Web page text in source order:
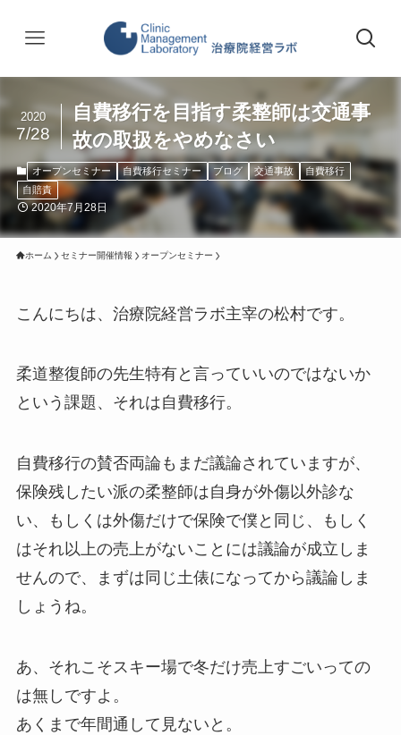
自費移行を目指す柔整師は交通事
故の取扱をやめなさい
2020
7/28
オープンセミナー 自費移行セミナー ブログ 交通事故
自費移行
自賠責
2020年7月28日
ホーム セミナー開催情報 オープンセミナー
こんにちは、治療院経営ラボ主宰の松村です。
柔道整復師の先生特有と言っていいのではないか
という課題、それは自費移行。
自費移行の賛否両論もまだ議論されていますが、
保険残したい派の柔整師は自身が外傷以外診な
い、もしくは外傷だけで保険で僕と同じ、もしく
はそれ以上の売上がないことには議論が成立しま
せんので、まずは同じ土俵になってから議論しま
しょうね。
あ、それこそスキー場で冬だけ売上すごいっての
は無しですよ。
あくまで年間通して見ないと。